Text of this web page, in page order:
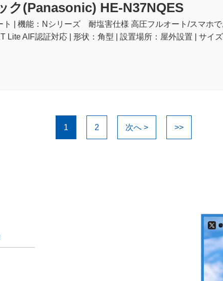
ク(Panasonic) HE-N37NQES
ト | 機能：Nシリーズ 耐塩害仕様 高圧フルオート/スマホ
Lite AIF認証対応 | 形状：角型 | 設置場所：屋外設置 | サイズ
1 2 次へ > >>